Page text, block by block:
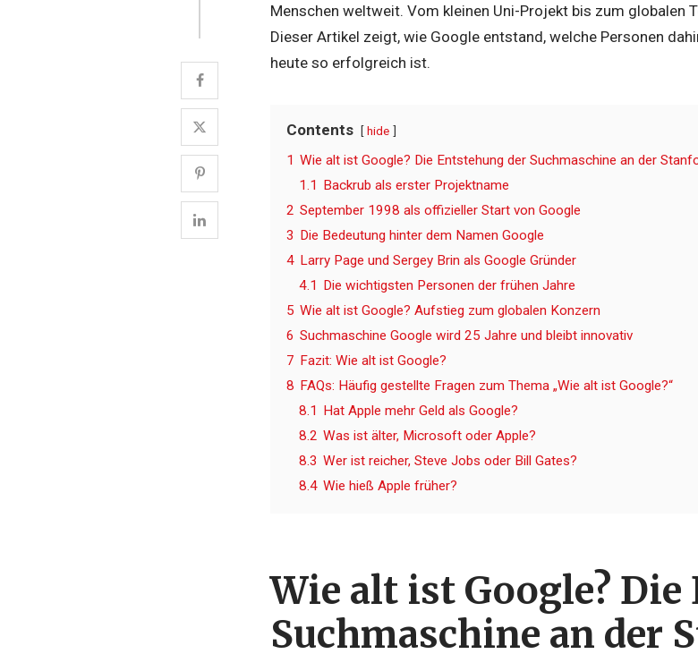
Menschen weltweit. Vom kleinen Uni-Projekt bis zum globalen
Dieser Artikel zeigt, wie Google entstand, welche Personen
heute so erfolgreich ist.
Contents hide
1 Wie alt ist Google? Die Entstehung der Suchmaschine an der
1.1 Backrub als erster Projektname
2 September 1998 als offizieller Start von Google
3 Die Bedeutung hinter dem Namen Google
4 Larry Page und Sergey Brin als Google Gründer
4.1 Die wichtigsten Personen der frühen Jahre
5 Wie alt ist Google? Aufstieg zum globalen Konzern
6 Suchmaschine Google wird 25 Jahre und bleibt innovativ
7 Fazit: Wie alt ist Google?
8 FAQs: Häufig gestellte Fragen zum Thema „Wie alt ist Google?“
8.1 Hat Apple mehr Geld als Google?
8.2 Was ist älter, Microsoft oder Apple?
8.3 Wer ist reicher, Steve Jobs oder Bill Gates?
8.4 Wie hieß Apple früher?
Wie alt ist Google?
Suchmaschine an der